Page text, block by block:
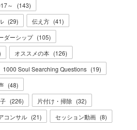
～
(143)
(29) 伝え方 (41)
ダーシップ (105)
オススメの本 (126)
1000 Soul Searching Questions (19)
(48)
(226) 片付け・掃除 (32)
コンサル (21) セッション動画 (8)